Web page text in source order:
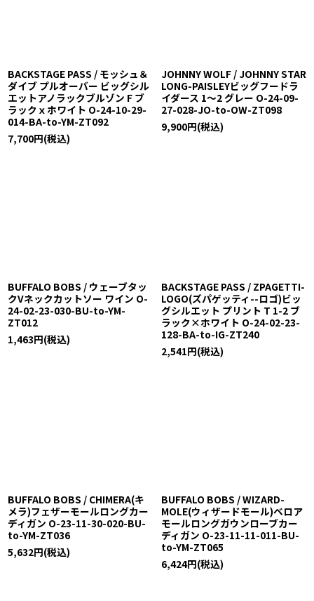
BACKSTAGE PASS / モッシュ＆
ダイブ プルオーバー ビッグシル
エットアノラックブルゾン F ブ
ラックｘホワイト O-24-10-29-
014-BA-to-YM-ZT092
7,700円(税込)
JOHNNY WOLF / JOHNNY STAR
LONG-PAISLEYビッグフードラ
イダース 1〜2 グレー O-24-09-
27-028-JO-to-OW-ZT098
9,900円(税込)
BUFFALO BOBS / ウェーブタッ
クVネックカットソー ワイン O-
24-02-23-030-BU-to-YM-
ZT012
1,463円(税込)
BACKSTAGE PASS / ZPAGETTI-
LOGO(ズパゲッティ--ロゴ)ビッ
グシルエット プリント T 1-2 ブ
ラック×ホワイト O-24-02-23-
128-BA-to-IG-ZT240
2,541円(税込)
BUFFALO BOBS / CHIMERA(キ
メラ)フェザーモールロングカー
ディガン O-23-11-30-020-BU-
to-YM-ZT036
5,632円(税込)
BUFFALO BOBS / WIZARD-
MOLE(ウィザードモール)ベロア
モールロングガウンローブカー
ディガン O-23-11-11-011-BU-
to-YM-ZT065
6,424円(税込)